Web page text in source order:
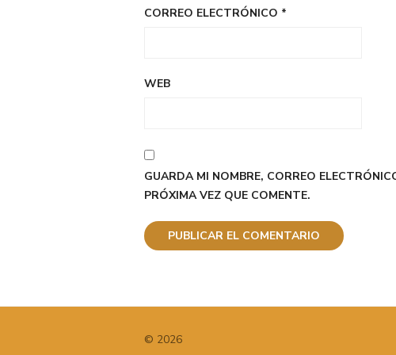
CORREO ELECTRÓNICO *
WEB
GUARDA MI NOMBRE, CORREO
PRÓXIMA VEZ QUE COMENTE.
© 2026